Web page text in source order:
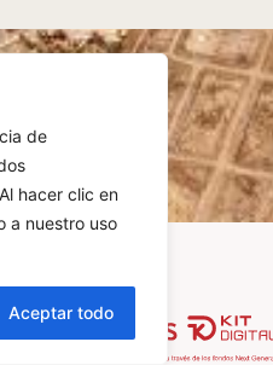
de
hacer clic en
a nuestro uso
Aceptar todo